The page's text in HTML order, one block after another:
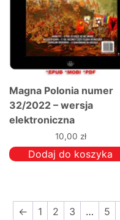
Magna Polonia numer
32/2022 – wersja
elektroniczna
10,00 zł
Dodaj do koszyka
← 1 2 3 … 5